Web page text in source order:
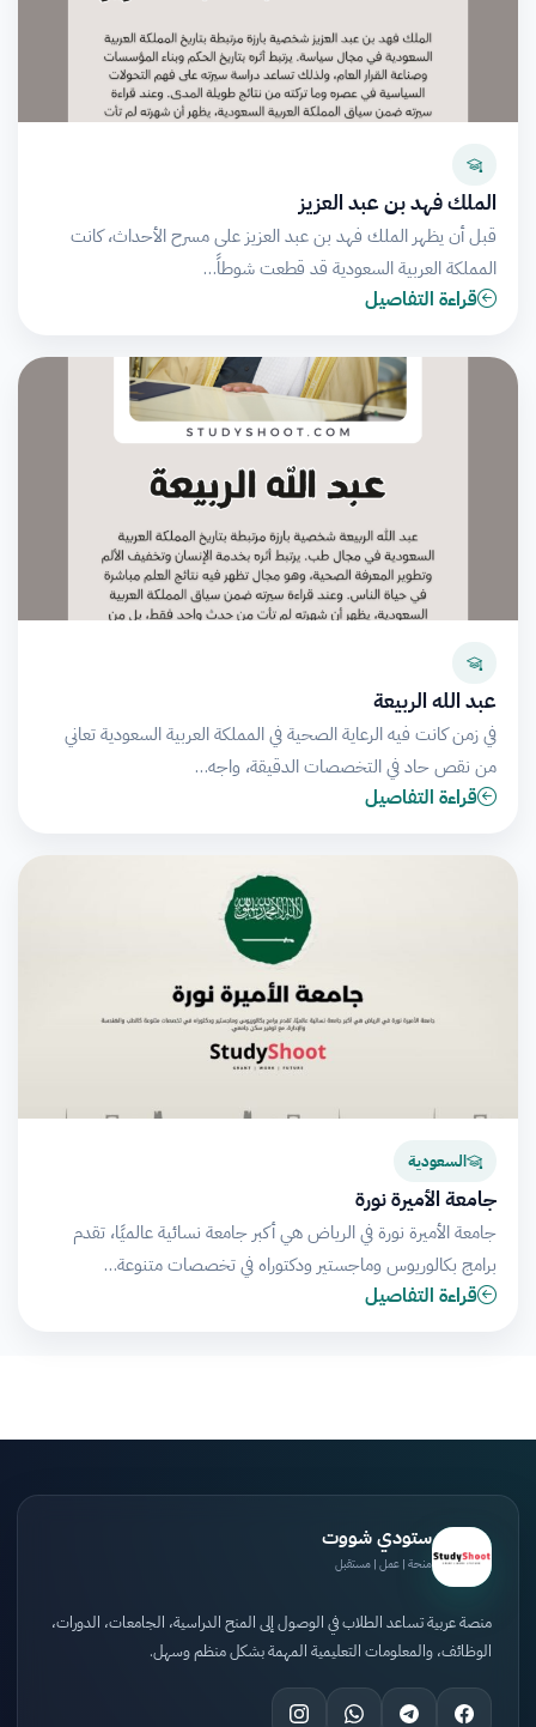
الملك فهد بن عبد العزيز
قبل أن يظهر الملك فهد بن عبد العزيز على مسرح الأحداث، كانت
المملكة العربية السعودية قد قطعت شوطاً…
قراءة التفاصيل
عبد الله الربيعة
في زمن كانت فيه الرعاية الصحية في المملكة العربية السعودية تعاني
من نقص حاد في التخصصات الدقيقة، واجه…
قراءة التفاصيل
السعودية
جامعة الأميرة نورة
جامعة الأميرة نورة في الرياض هي أكبر جامعة نسائية عالميًا، تقدم
برامج بكالوريوس وماجستير ودكتوراه في تخصصات متنوعة…
قراءة التفاصيل
ستودي شووت
منحة | عمل | مستقبل
منصة عربية تساعد الطلاب في الوصول إلى المنح الدراسية، الجامعات، الدورات،
الوظائف، والمعلومات التعليمية المهمة بشكل منظم وسهل.